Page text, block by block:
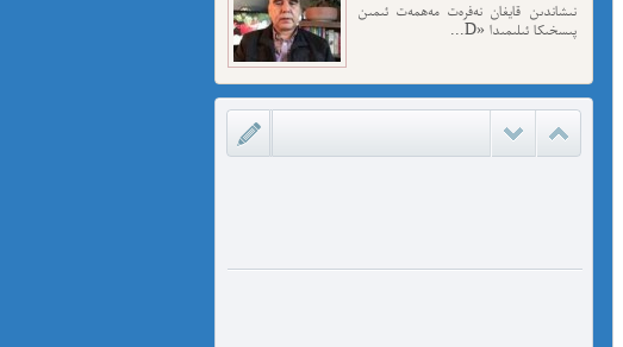
نىشاندىن قايغان نەفرەت مەھمەت ئىمىن
پىسخىكا ئىلىمىدا «D...
مەمەت ئىمىن : ئادالەتسىزلىك ئازابى
كىشىلەرنى ئادالەتلىك قىلامدۇ؟
ئادالەتسىزلىك ئازابى كىشىلەرنى ئادالەتلىك
قىلامدۇ؟ مەمەت ئ...